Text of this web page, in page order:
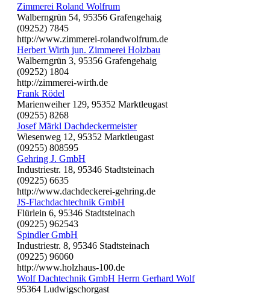
Zimmerei Roland Wolfrum
Walberngrün 54, 95356 Grafengehaig
(09252) 7845
http://www.zimmerei-rolandwolfrum.de
Herbert Wirth jun. Zimmerei Holzbau
Walberngrün 3, 95356 Grafengehaig
(09252) 1804
http://zimmerei-wirth.de
Frank Rödel
Marienweiher 129, 95352 Marktleugast
(09255) 8268
Josef Märkl Dachdeckermeister
Wiesenweg 12, 95352 Marktleugast
(09255) 808595
Gehring J. GmbH
Industriestr. 18, 95346 Stadtsteinach
(09225) 6635
http://www.dachdeckerei-gehring.de
JS-Flachdachtechnik GmbH
Flürlein 6, 95346 Stadtsteinach
(09225) 962543
Spindler GmbH
Industriestr. 8, 95346 Stadtsteinach
(09225) 96060
http://www.holzhaus-100.de
Wolf Dachtechnik GmbH Herrn Gerhard Wolf
95364 Ludwigschorgast